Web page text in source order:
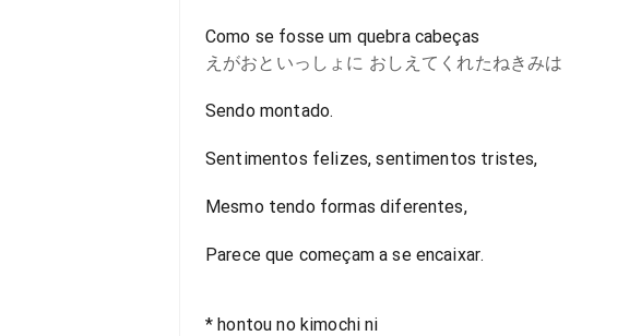
Como se fosse um quebra cabeças
えがおといっしょに おしえてくれたねきみは
Sendo montado.
Sentimentos felizes, sentimentos tristes,
Mesmo tendo formas diferentes,
Parece que começam a se encaixar.
* hontou no kimochi ni